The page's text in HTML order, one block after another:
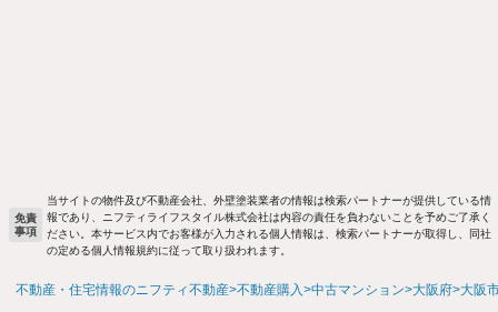
免責
事項
当サイトの物件及び不動産会社、外壁塗装業者の情報は検索パートナーが提供している情
報であり、ニフティライフスタイル株式会社は内容の責任を負わないことを予めご了承く
ださい。本サービス内でお客様が入力される個人情報は、検索パートナーが取得し、同社
の定める個人情報規約に従って取り扱われます。
不動産・住宅情報のニフティ不動産 不動産購入 中古マンション 大阪府 大阪